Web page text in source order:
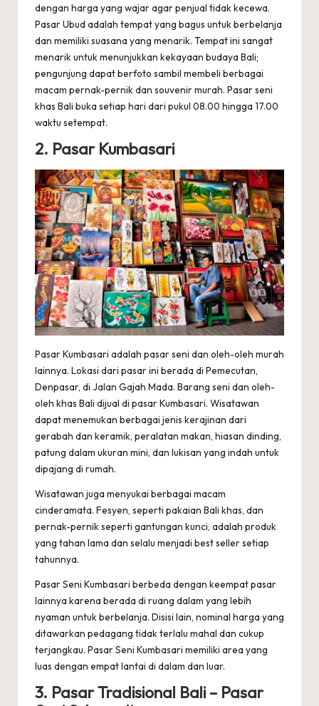
dengan harga yang wajar agar penjual tidak kecewa.
Pasar Ubud adalah tempat yang bagus untuk berbelanja
dan memiliki suasana yang menarik. Tempat ini sangat
menarik untuk menunjukkan kekayaan budaya Bali;
pengunjung dapat berfoto sambil membeli berbagai
macam pernak-pernik dan souvenir murah. Pasar seni
khas Bali buka setiap hari dari pukul 08.00 hingga 17.00
waktu setempat.
2. Pasar Kumbasari
Pasar Kumbasari adalah pasar seni dan oleh-oleh murah
lainnya. Lokasi dari pasar ini berada di Pemecutan,
Denpasar, di Jalan Gajah Mada. Barang seni dan oleh-
oleh khas Bali dijual di pasar Kumbasari. Wisatawan
dapat menemukan berbagai jenis kerajinan dari
gerabah dan keramik, peralatan makan, hiasan dinding,
patung dalam ukuran mini, dan lukisan yang indah untuk
dipajang di rumah.
Wisatawan juga menyukai berbagai macam
cinderamata. Fesyen, seperti pakaian Bali khas, dan
pernak-pernik seperti gantungan kunci, adalah produk
yang tahan lama dan selalu menjadi best seller setiap
tahunnya.
Pasar Seni Kumbasari berbeda dengan keempat pasar
lainnya karena berada di ruang dalam yang lebih
nyaman untuk berbelanja. Disisi lain, nominal harga yang
ditawarkan pedagang tidak terlalu mahal dan cukup
terjangkau. Pasar Seni Kumbasari memiliki area yang
luas dengan empat lantai di dalam dan luar.
3. Pasar Tradisional Bali – Pasar